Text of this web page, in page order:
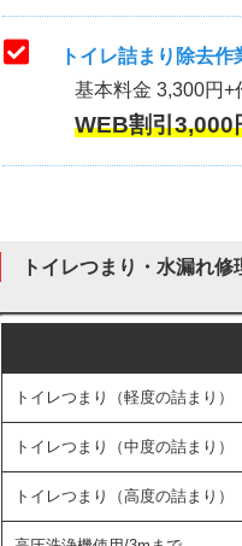
トイレ詰まり除去
基本料金 3,300円+
WEB割引
トイレつまり・水漏れ
トイレつまり（軽度の詰まり）
トイレつまり（中度の詰まり）
トイレつまり（高度の詰まり）